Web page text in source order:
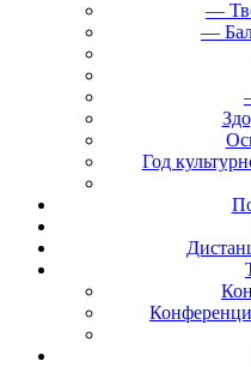
—
—
Год